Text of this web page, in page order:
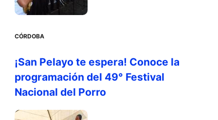
CÓRDOBA
¡San Pelayo te espera! Conoce la
programación del 49° Festival
Nacional del Porro